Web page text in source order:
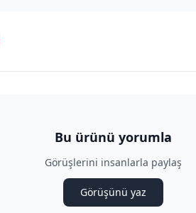
Bu ürünü yorumla
Görüşlerini insanlarla paylaş
Görüşünü yaz